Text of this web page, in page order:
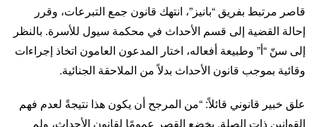
قاصر مرتبط بفريق “بانيز”، انتهك قانون جمع التبرعات، وقرر
إحالة القضية إلى قسم الأحداث في محكمة سيول للأسرة. بالنظر
إلى سنّ “أ” وطبيعة أفعاله، اختار المدعون العامون اتخاذ إجراءات
وقائية بموجب قانون الأحداث بدلاً من الملاحقة الجنائية.
علق خبير قانوني قائلاً: “من المرجح أن يكون هذا نتيجةً لعدم فهم
القوانين ذات الصلة. يخضع القصر عمومًا لقانون الأحداث، ولم